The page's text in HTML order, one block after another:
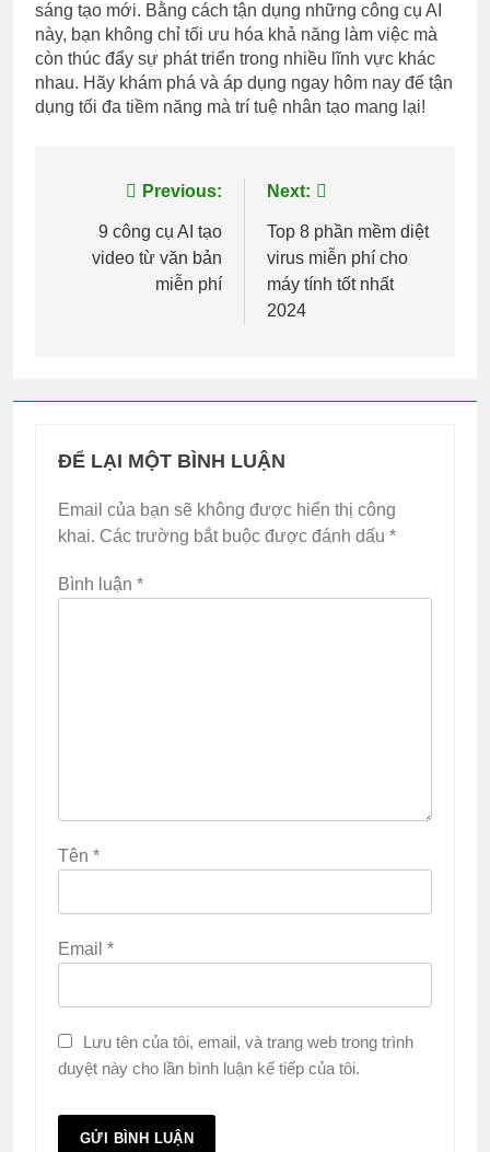
sáng tạo mới. Bằng cách tận dụng những công cụ AI
này, bạn không chỉ tối ưu hóa khả năng làm việc mà
còn thúc đẩy sự phát triển trong nhiều lĩnh vực khác
nhau. Hãy khám phá và áp dụng ngay hôm nay để tận
dụng tối đa tiềm năng mà trí tuệ nhân tạo mang lại!
hướng
Previous:
9 công cụ AI tạo
video từ văn bản
miễn phí
Next:
Top 8 phần mềm diệt
virus miễn phí cho
máy tính tốt nhất
2024
ĐỂ LẠI MỘT BÌNH LUẬN
Email của bạn sẽ không được hiển thị công
khai. Các trường bắt buộc được đánh dấu *
Bình luận *
Tên *
Email *
Lưu tên của tôi, email, và trang web trong trình
duyệt này cho lần bình luận kế tiếp của tôi.